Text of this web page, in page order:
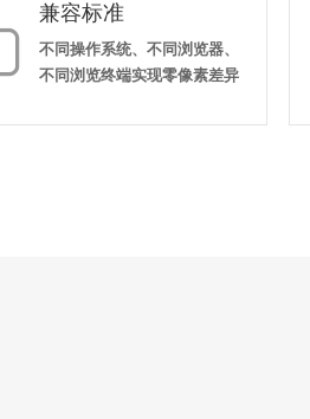
兼容标准
不同操作系统、不同浏览器、
不同浏览终端实现零像素差异